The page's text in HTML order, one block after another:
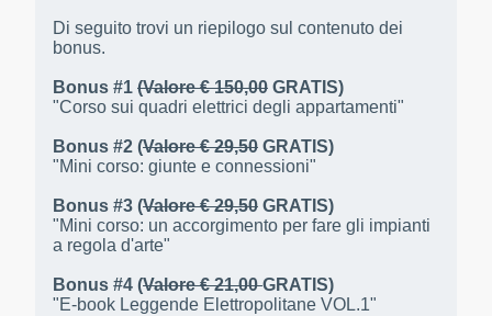
Di seguito trovi un riepilogo sul contenuto dei
bonus.
Bonus #1 (Valore € 150,00 GRATIS)
"Corso sui quadri elettrici degli appartamenti"
Bonus #2 (Valore € 29,50 GRATIS)
"Mini corso: giunte e connessioni"
Bonus #3 (Valore € 29,50 GRATIS)
"Mini corso: un accorgimento per fare gli impianti
a regola d'arte"
Bonus #4 (Valore € 21,00GRATIS)
"E-book Leggende Elettropolitane VOL.1"